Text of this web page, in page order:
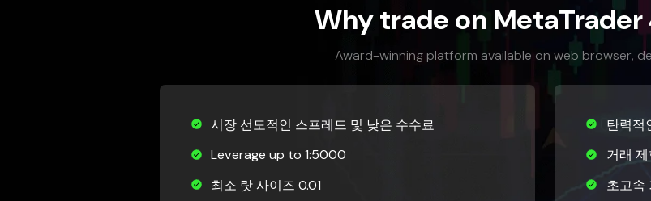
Why trade on MetaTrader
Award-winning platform available on web browser,
시장 선도적인 스프레드 및 낮은 수수료
Leverage up to 1:5000
최소 랏 사이즈 0.01
탄력적
거래
초고속